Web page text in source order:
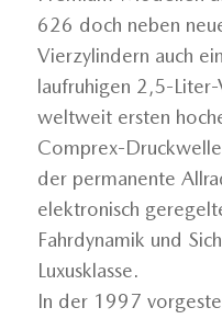
626 doch neben
Vierzylindern auch
laufruhigen 2,5-
weltweit ersten
Comprex-
der permanente
elektronisch
Fahrdynamik und
Luxusklasse.
In der 1997